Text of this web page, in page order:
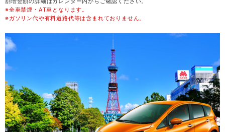
金 21
月 24
火 25
※全車禁煙・AT車となります。
※ガソリン代や有料道路代等は含まれておりません。